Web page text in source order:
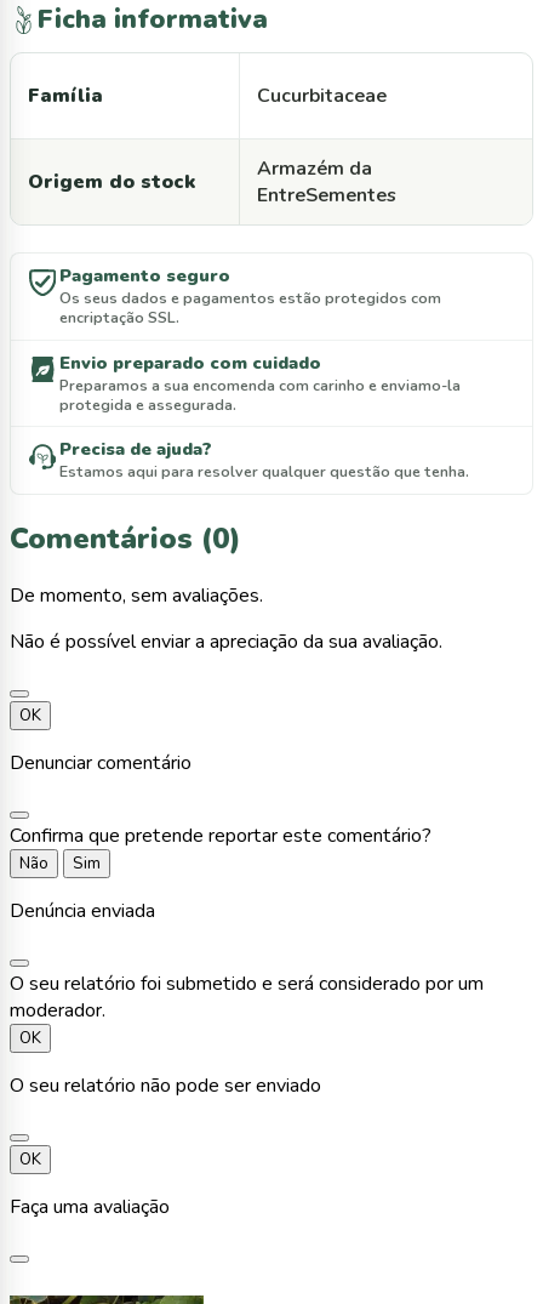
Ficha informativa
Família Cucurbitaceae
Origem do stock
Armazém da
EntreSementes
Pagamento seguro
Os seus dados e pagamentos estão protegidos com
encriptação SSL.
Envio preparado com cuidado
Preparamos a sua encomenda com carinho e enviamo-la
protegida e assegurada.
Precisa de ajuda?
Estamos aqui para resolver qualquer questão que tenha.
Comentários (0)
De momento, sem avaliações.
Não é possível enviar a apreciação da sua avaliação.
OK
Denunciar comentário
Confirma que pretende reportar este comentário?
Não Sim
Denúncia enviada
O seu relatório foi submetido e será considerado por um
moderador.
OK
O seu relatório não pode ser enviado
OK
Faça uma avaliação